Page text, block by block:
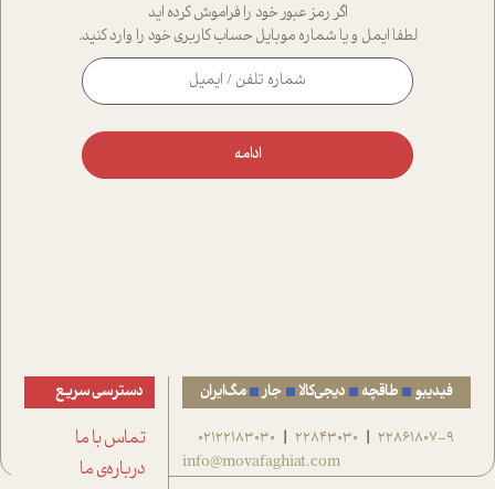
اگر رمز عبور خود را فراموش کرده اید
لطفا ایمل و یا شماره موبایل حساب کاربری خود را وارد کنید.
ادامه
فیدیبو طاقچه دیجی‌کالا جار مگ‌ایران
22861807-9
|
22843030
|
02122183030
info@movafaghiat.com
دسترسی سریع
تماس با ما
درباره‌ی ما